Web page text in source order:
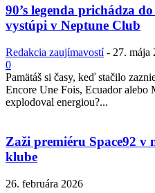
90’s legenda prichádza
vystúpi v Neptune Club
Redakcia zaujímavostí - 27. mája
0
Pamätáš si časy, keď stačilo
Encore Une Fois, Ecuador alebo
explodoval energiou?...
Zaži premiéru Space92 v
klube
26. februára 2026